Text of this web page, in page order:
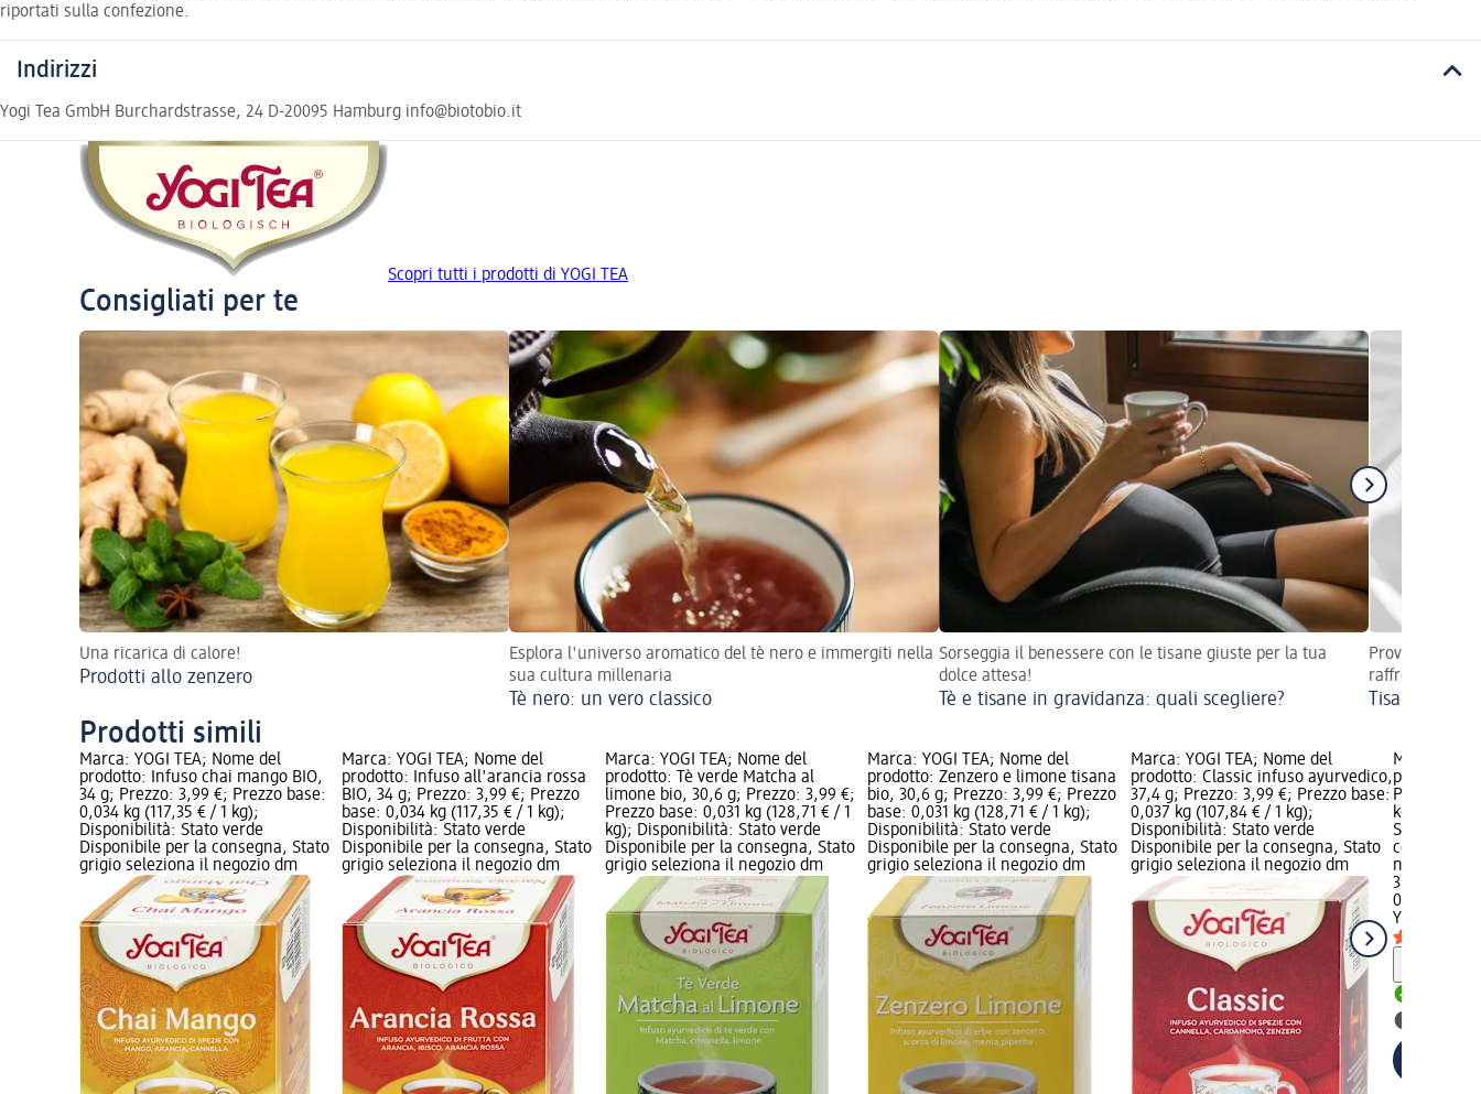
riportati sulla confezione.
Indirizzi
Yogi Tea GmbH Burchardstrasse, 24 D-20095 Hamburg info@biotobio.it
Scopri tutti i prodotti di YOGI TEA
Consigliati per te
Una ricarica di calore!
Prodotti allo zenzero
Esplora l'universo aromatico del tè nero e immergiti nella
sua cultura millenaria
Tè nero: un vero classico
Sorseggia il benessere con le tisane giuste per la tua
dolce attesa!
Tè e tisane in gravidanza: quali scegliere?
Prova il
raffreddore!
Tisana al
Prodotti simili
Marca: YOGI TEA; Nome del
prodotto: Infuso chai mango BIO,
34 g; Prezzo: 3,99 €; Prezzo base:
0,034 kg (117,35 € / 1 kg);
Disponibilità: Stato verde
Disponibile per la consegna, Stato
grigio seleziona il negozio dm
Marca: YOGI TEA; Nome del
prodotto: Infuso all'arancia rossa
BIO, 34 g; Prezzo: 3,99 €; Prezzo
base: 0,034 kg (117,35 € / 1 kg);
Disponibilità: Stato verde
Disponibile per la consegna, Stato
grigio seleziona il negozio dm
Marca: YOGI TEA; Nome del
prodotto: Tè verde Matcha al
limone bio, 30,6 g; Prezzo: 3,99 €;
Prezzo base: 0,031 kg (128,71 € / 1
kg); Disponibilità: Stato verde
Disponibile per la consegna, Stato
grigio seleziona il negozio dm
Marca: YOGI TEA; Nome del
prodotto: Zenzero e limone tisana
bio, 30,6 g; Prezzo: 3,99 €; Prezzo
base: 0,031 kg (128,71 € / 1 kg);
Disponibilità: Stato verde
Disponibile per la consegna, Stato
grigio seleziona il negozio dm
Marca: YOGI TEA; Nome del
prodotto: Classic infuso ayurvedico,
37,4 g; Prezzo: 3,99 €; Prezzo base:
0,037 kg (107,84 € / 1 kg);
Disponibilità: Stato verde
Disponibile per la consegna, Stato
grigio seleziona il negozio dm
Marca:
prodotto:
Prezzo:
kg (117,35
Stato
consegna,
negozio dm
3,99 €
0,034 kg
YOGI TEA